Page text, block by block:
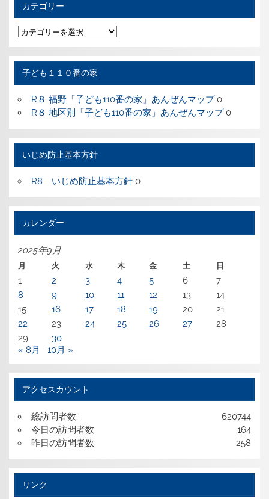
カテゴリー
カ
テ
ゴ
リ
子ども１１０番の家
R８ 福野「子ども110番の家」あんぜんマップ0
R８ 地区別「子ども110番の家」あんぜんマップ0
いじめ防止基本方針
R8 いじめ防止基本方針0
カレンダー
2025年9月
月 火 水 木 金 土 日
1 2 3 4 5 6
7
8
9 10 11 12 13
14
15
16 17 18 19 20
21
22
23 24 25 26 27
28
29
30
« 8月
10月 »
アクセスカウント
620744
総訪問者数:
164
今日の訪問者数:
258
昨日の訪問者数:
リンク